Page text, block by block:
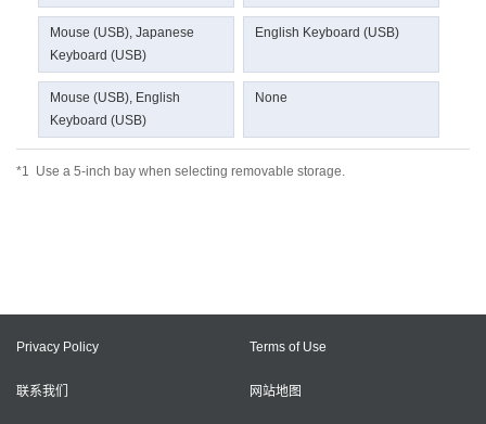
Mouse (USB), Japanese
Keyboard (USB)
English Keyboard (USB)
Mouse (USB), English
Keyboard (USB)
None
*1 Use a 5-inch bay when selecting removable storage.
Privacy Policy Terms of Use
联系我们 网站地图